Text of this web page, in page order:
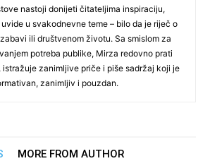
nastoji donijeti čitateljima inspiraciju,
u svakodnevne teme – bilo da je riječ o
ili društvenom životu. Sa smislom za
potreba publike, Mirza redovno prati
zanimljive priče i piše sadržaj koji je
zanimljiv i pouzdan.
MORE FROM AUTHOR